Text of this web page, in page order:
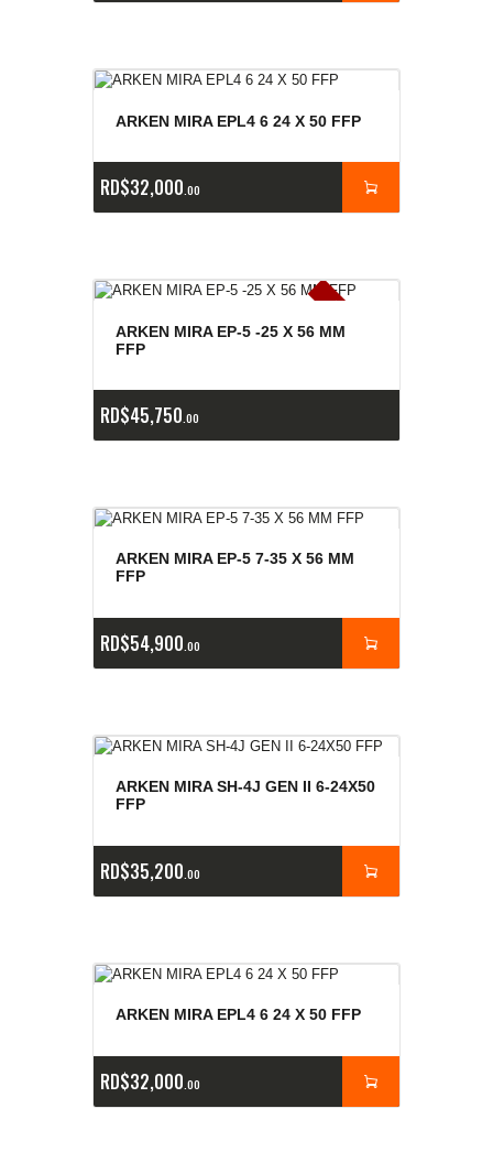
ARKEN MIRA EPL4 6 24 X 50 FFP
RD$32,000 00
E
x
is
t
e
n
c
ia
s
a
g
o
t
a
d
a
s
ARKEN MIRA EP-5 -25 X 56 MM
FFP
RD$45,750 00
ARKEN MIRA EP-5 7-35 X 56 MM
FFP
RD$54,900 00
ARKEN MIRA SH-4J GEN II 6-24X50
FFP
RD$35,200 00
ARKEN MIRA EPL4 6 24 X 50 FFP
RD$32,000 00